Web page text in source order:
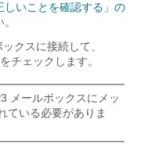
しいことを確認する」の
クスに接続して、
チェックします。
メールボックスにメッ
ている必要がありま